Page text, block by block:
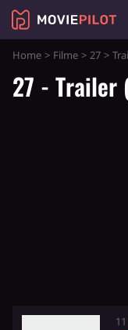
Home Filme 27
27 - Trailer